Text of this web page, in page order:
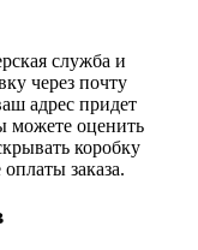
служба и
через почту
адрес придет
можете оценить
коробку
заказа.